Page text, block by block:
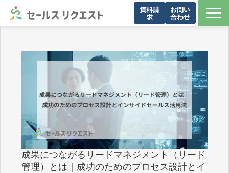
資料請
求
お問い
合わせ
お問い合わせ一覧
メンバー紹介
お役立ち資料
セミナー・イベント
ブログ
会社概要
成果につながるリードマネジメント（リード
管理）とは｜成功のためのプロセス設計とイ